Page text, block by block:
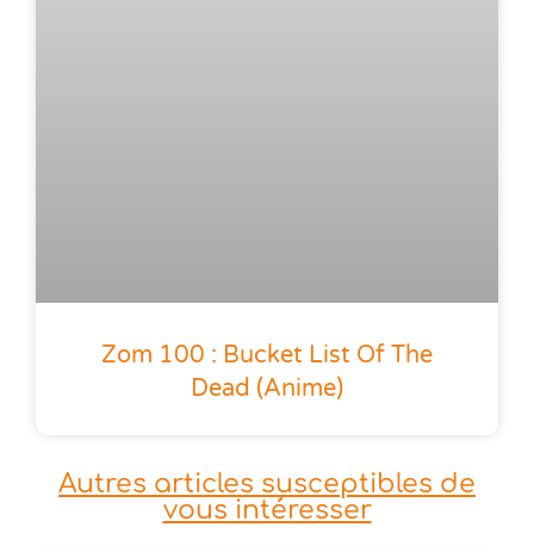
Zom 100 : Bucket List Of The
Dead (anime)
Autres articles susceptibles de
vous intéresser